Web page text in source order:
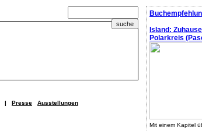
Island:
Polarkreis
Mit einem Kapitel
| Presse Ausstellungen